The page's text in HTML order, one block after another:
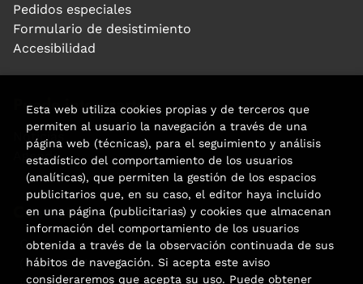
Pedidos especiales
Formulario de desistimiento
Accesibilidad
Puede interesarte
Noticias
Agenda
Contacto
Carrer Aribau, 84
(+34) 932 160 225
Esta web utiliza cookies propias y de terceros que
permiten al usuario la navegación a través de una
página web (técnicas), para el seguimiento y análisis
estadístico del comportamiento de los usuarios
(analíticas), que permiten la gestión de los espacios
publicitarios que, en su caso, el editor haya incluido
en una página (publicitarias) y cookies que almacenan
información del comportamiento de los usuarios
obtenida a través de la observación continuada de sus
hábitos de navegación. Si acepta este aviso
consideraremos que acepta su uso. Puede obtener